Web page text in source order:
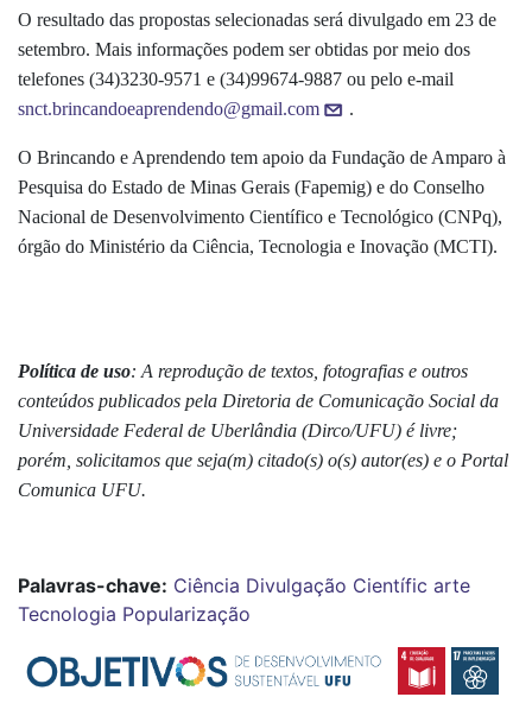
O resultado das propostas selecionadas será divulgado em 23 de
setembro. Mais informações podem ser obtidas por meio dos
telefones (34)3230-9571 e (34)99674-9887 ou pelo e-mail
snct.brincandoeaprendendo@gmail.com
.
O Brincando e Aprendendo tem apoio da Fundação de Amparo à
Pesquisa do Estado de Minas Gerais (Fapemig) e do Conselho
Nacional de Desenvolvimento Científico e Tecnológico (CNPq),
órgão do Ministério da Ciência, Tecnologia e Inovação (MCTI).
Política de uso: A reprodução de textos, fotografias e outros
conteúdos publicados pela Diretoria de Comunicação Social da
Universidade Federal de Uberlândia (Dirco/UFU) é livre;
porém, solicitamos que seja(m) citado(s) o(s) autor(es) e o Portal
Comunica UFU.
Palavras-chave: Ciência Divulgação Científic arte
Tecnologia Popularização